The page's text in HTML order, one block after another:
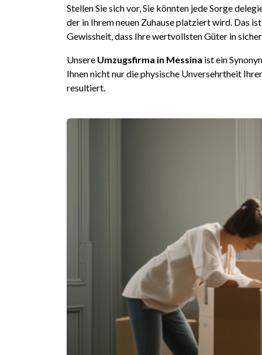
Stellen Sie sich vor, Sie könnten jede Sorge
der in Ihrem neuen Zuhause platziert wird. Das
Gewissheit, dass Ihre wertvollsten Güter in
Unsere Umzugsfirma in Messina ist ein
Ihnen nicht nur die physische Unversehrtheit
resultiert.